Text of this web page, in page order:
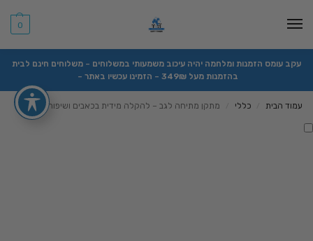
0
עקב עומס הזמנות ומלחמה יהיה עיכוב משמעותי במשלוחים – משלוחים חינם לבית
בהזמנות מעל 349₪ – הזמינו עכשיו באתר –
עמוד הבית כללי מתקן מתיחה לגב – להקלה מידית בכאבים ושיפור היציבה